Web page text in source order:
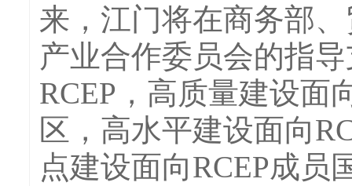
来，江门将在商务部
产业合作委员会的指
RCEP，高质量建设面
区，高水平建设面向
点建设面向RCEP成员